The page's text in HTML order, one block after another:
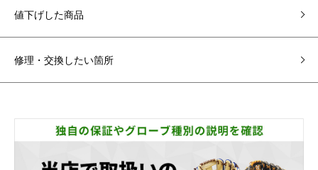
値下げした商品
修理・交換したい箇所